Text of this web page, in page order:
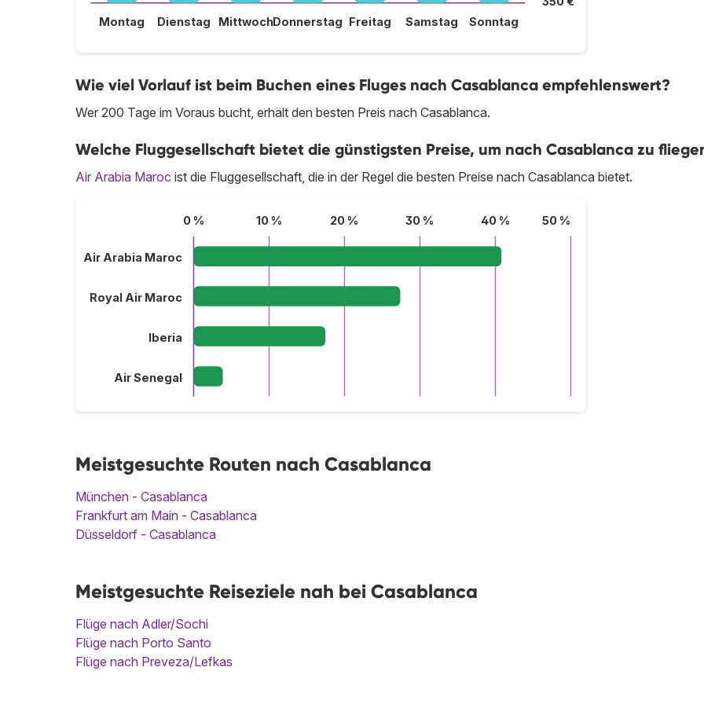
Montag Dienstag MittwochDonnerstag Freitag Samstag Sonntag
Wie viel Vorlauf ist beim Buchen eines Fluges nach Casablanca empfehlenswert?
Wer 200 Tage im Voraus bucht, erhält den besten Preis nach Casablanca.
Welche Fluggesellschaft bietet die günstigsten Preise, um nach Casablanca zu
Air Arabia Maroc ist die Fluggesellschaft, die in der Regel die besten Preise nach Casablanca bietet.
0 % 10 % 20 % 30 % 40 % 50 %
Air Arabia Maroc
Royal Air Maroc
Iberia
Air Senegal
Meistgesuchte Routen nach Casablanca
München - Casablanca
Frankfurt am Main - Casablanca
Düsseldorf - Casablanca
Meistgesuchte Reiseziele nah bei Casablanca
Flüge nach Adler/Sochi
Flüge nach Porto Santo
Flüge nach Preveza/Lefkas